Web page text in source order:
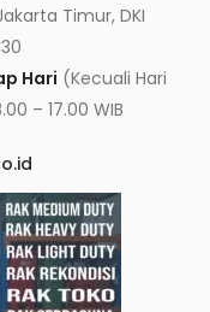
Timur, DKI
Hari (Kecuali Hari
– 17.00 WIB